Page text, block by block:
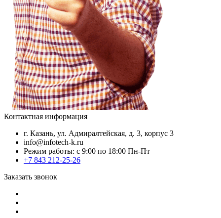
Контактная информация
г. Казань, ул. Адмиралтейская, д. 3, корпус 3
info@infotech-k.ru
Режим работы: с 9:00 по 18:00 Пн-Пт
+7 843 212-25-26
Заказать звонок